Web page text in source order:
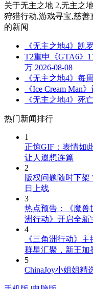
关于无主之地 2,无主之
狩猎行动,游戏寻宝,慈
的新闻
《无主之地4》凯
T2重申《GTA6》
万 2026-08-08
《无主之地4》每
《Ice Cream Man
《无主之地4》死
热门新闻排行
1
正惊GIF：表情如
让人遐想连篇
2
版权问题随时下架
日上线
3
热点预告：《魔兽
洲行动》开启全新
4
《三角洲行动》
群星汇聚，新王加
5
ChinaJoy小姐姐精